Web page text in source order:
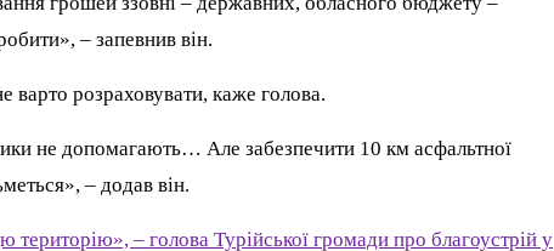
– запевнив він.
варто розраховувати, каже голова.
не допомагають… Але забезпечити 10 км асфальтної
– додав він.
територію», – голова Турійської громади про благоустрій у